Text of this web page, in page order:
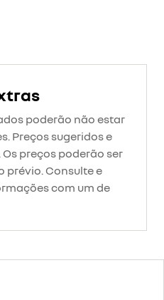
poderão não estar
Preços sugeridos e
preços poderão ser
prévio. Consulte e
com um de